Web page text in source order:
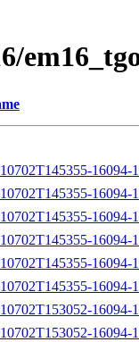
16094-
16094-
16094-
16094-
16094-
16094-